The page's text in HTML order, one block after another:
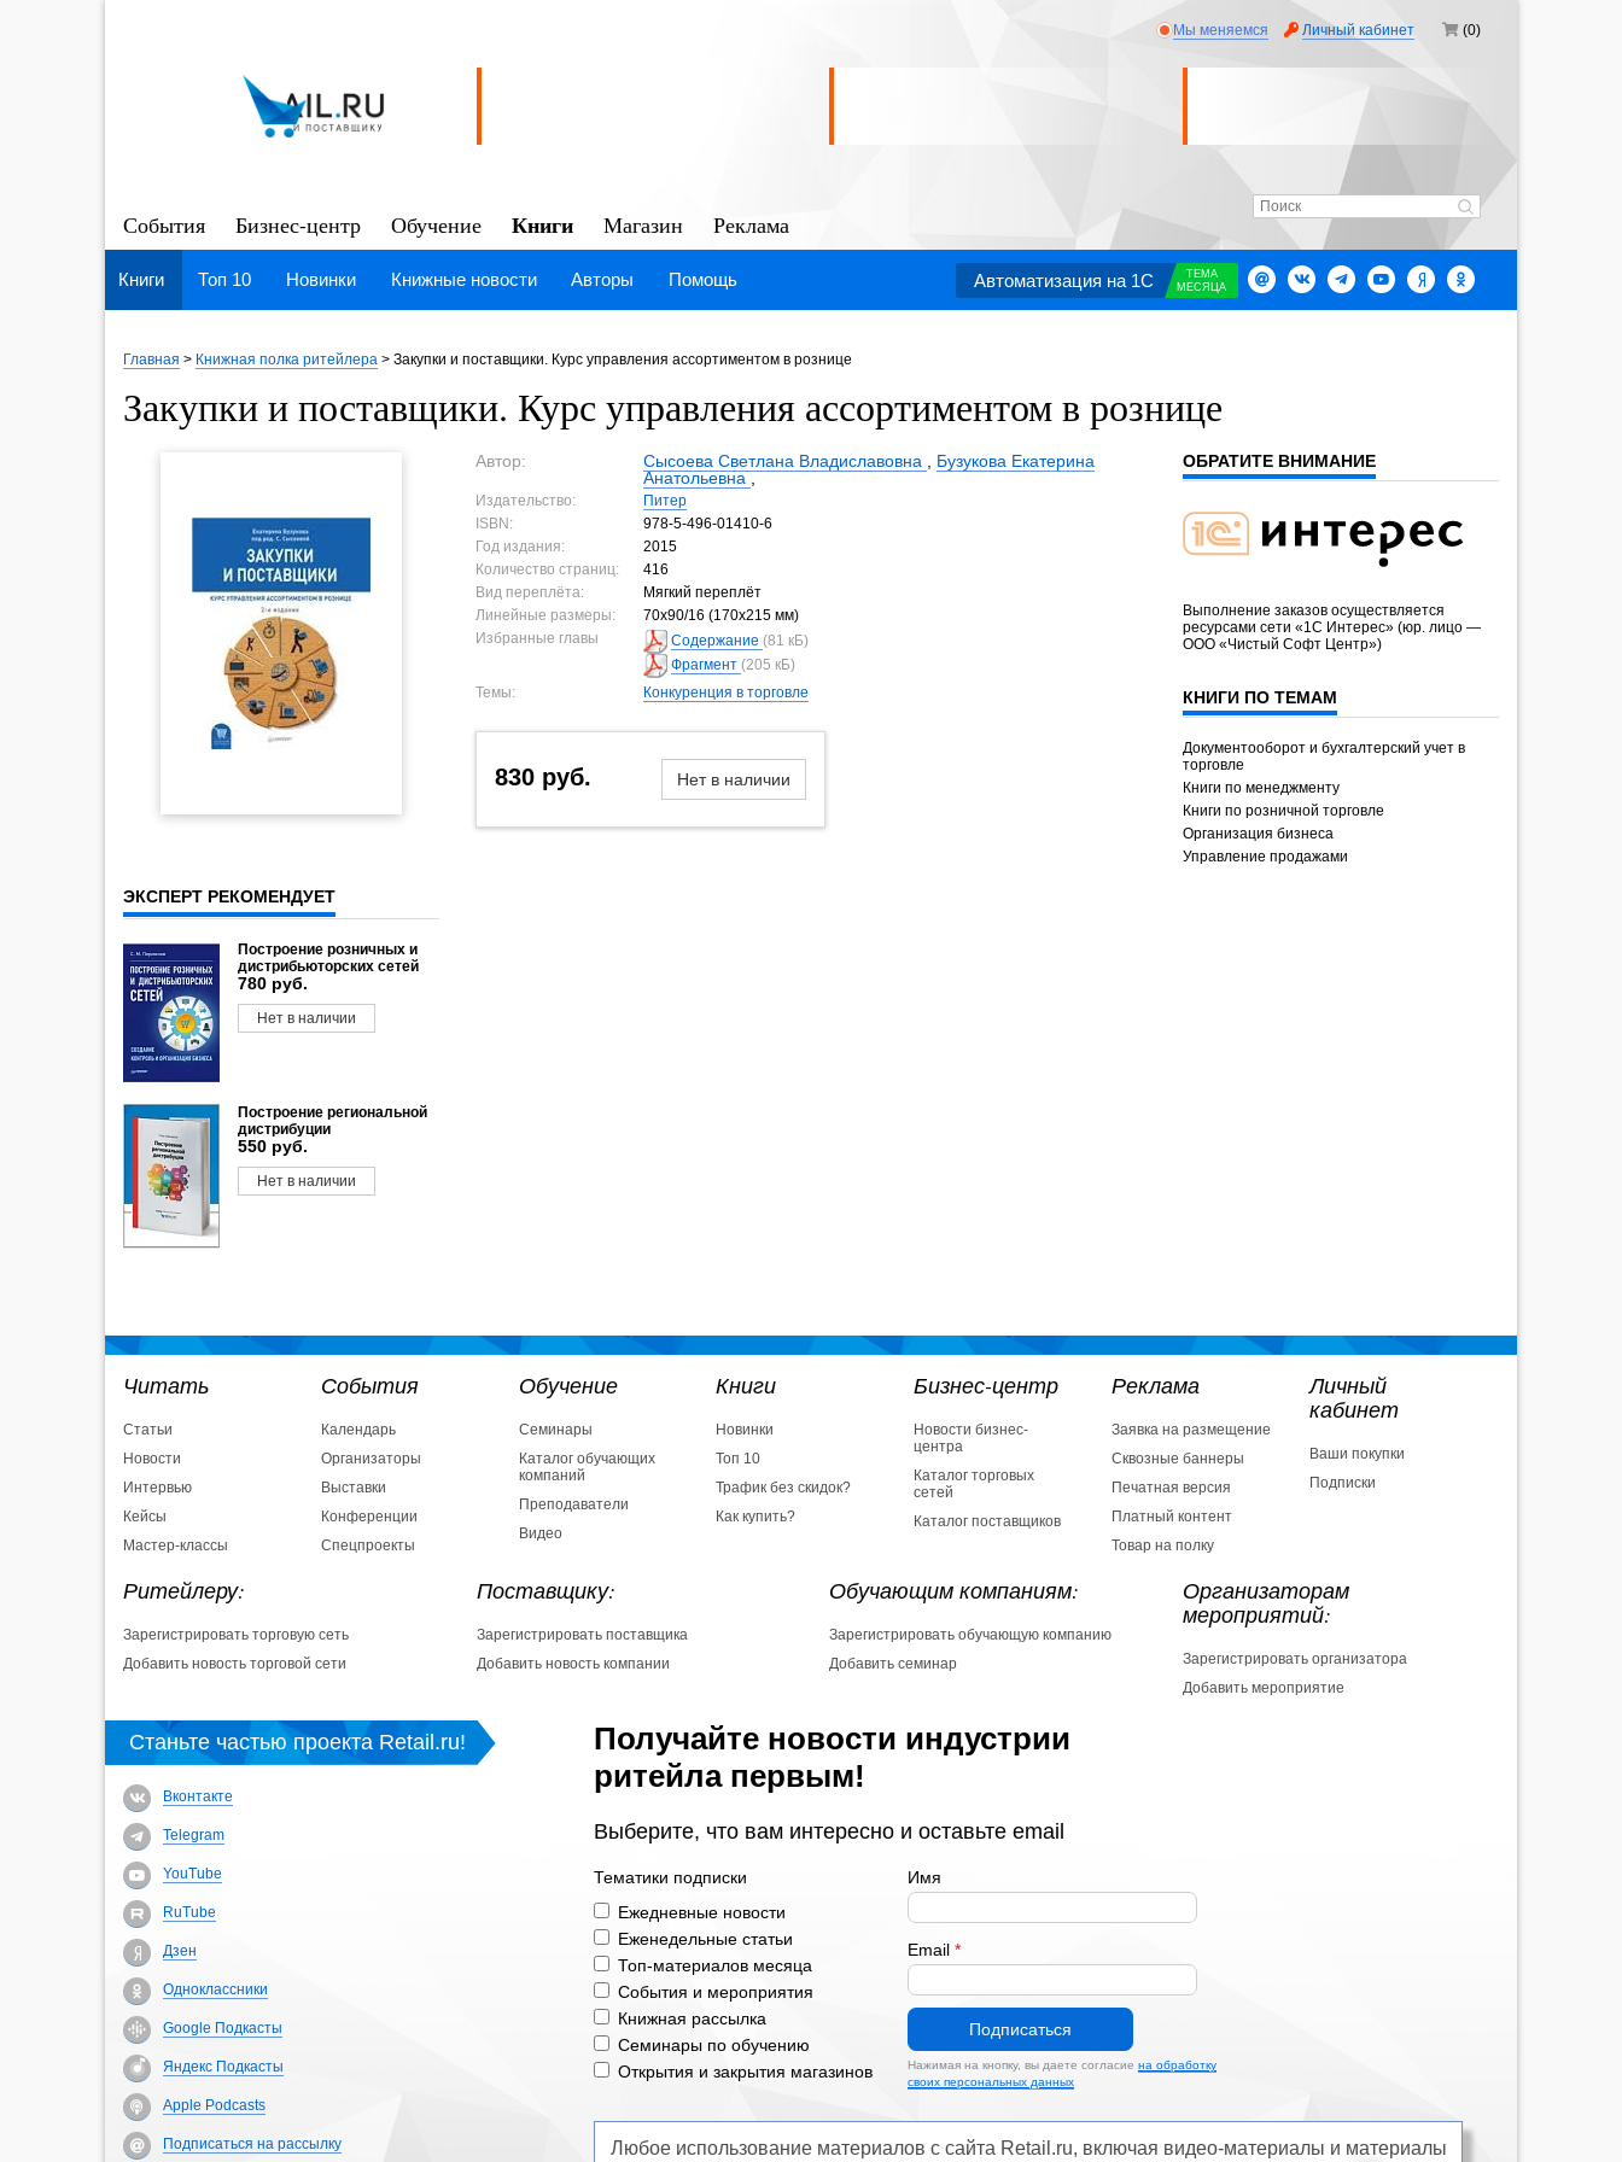
Мы меняемся Личный кабинет (0)
События Бизнес-центр Обучение Книги Магазин Реклама
Книги Топ 10 Новинки Книжные новости Авторы Помощь Автоматизация на 1С
ТЕМА
МЕСЯЦА
Главная > Книжная полка ритейлера > Закупки и поставщики. Курс управления ассортиментом в рознице
Закупки и поставщики. Курс управления ассортиментом в рознице
Автор: Сысоева Светлана Владиславовна
Бузукова Екатерина
Анатольевна,
Издательство:
Питер
ISBN:
978-5-496-01410-6
Год издания:
2015
Количество страниц:
416
Вид переплёта:
Мягкий переплёт
Линейные размеры:
70x90/16 (170х215 мм)
Избранные главы
Содержание(81 кБ)
Фрагмент(205 кБ)
Темы:
Конкуренция в торговле
830 руб. Нет в наличии
ЭКСПЕРТ РЕКОМЕНДУЕТ
Построение розничных и
дистрибьюторских сетей
780 руб.
Нет в наличии
Построение региональной
дистрибуции
550 руб.
Нет в наличии
ОБРАТИТЕ ВНИМАНИЕ
Выполнение заказов осуществляется
ресурсами сети «1С Интерес» (юр. лицо —
ООО «Чистый Софт Центр»)
КНИГИ ПО ТЕМАМ
Документооборот и бухгалтерский учет в
торговле
Книги по менеджменту
Книги по розничной торговле
Организация бизнеса
Управление продажами
Читать
Статьи
Новости
Интервью
Кейсы
Мастер-классы
События
Календарь
Организаторы
Выставки
Конференции
Спецпроекты
Обучение
Семинары
Каталог обучающих
компаний
Преподаватели
Видео
Книги
Новинки
Топ 10
Трафик без скидок?
Как купить?
Бизнес-центр
Новости бизнес-
центра
Каталог торговых
сетей
Каталог поставщиков
Реклама
Заявка на размещение
Сквозные баннеры
Печатная версия
Платный контент
Товар на полку
Личный
кабинет
Ваши покупки
Подписки
Ритейлеру:
Зарегистрировать торговую сеть
Добавить новость торговой сети
Поставщику:
Зарегистрировать поставщика
Добавить новость компании
Обучающим компаниям:
Зарегистрировать обучающую компанию
Добавить семинар
Организаторам
мероприятий:
Зарегистрировать организатора
Добавить мероприятие
Станьте частью проекта Retail.ru!
Вконтакте
Telegram
YouTube
RuTube
Дзен
Одноклассники
Google Подкасты
Яндекс Подкасты
Apple Podcasts
Подписаться на рассылку
Получайте новости индустрии
ритейла первым!
Выберите, что вам интересно и оставьте email
Тематики подписки
Ежедневные новости
Еженедельные статьи
Топ-материалов месяца
События и мероприятия
Книжная рассылка
Семинары по обучению
Открытия и закрытия магазинов
Имя
Email *
Подписаться
Нажимая на кнопку, вы даете согласие на обработку
своих персональных данных
Любое использование материалов с сайта Retail.ru, включая видео-материалы и материалы